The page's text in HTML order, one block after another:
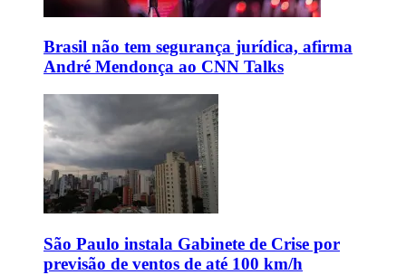
Brasil não tem segurança jurídica, afirma
André Mendonça ao CNN Talks
São Paulo instala Gabinete de Crise por
previsão de ventos de até 100 km/h